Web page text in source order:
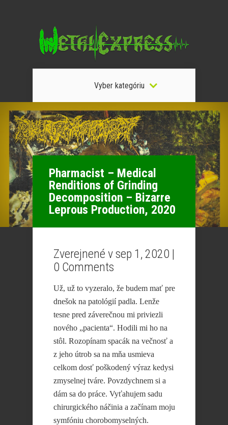
Vyber kategóriu
Pharmacist – Medical
Renditions of Grinding
Decomposition – Bizarre
Leprous Production, 2020
Zverejnené v sep 1, 2020 |
0 Comments
Už, už to vyzeralo, že budem mať pre
dnešok na patológií padla. Lenže
tesne pred záverečnou mi priviezli
nového „pacienta“. Hodili mi ho na
stôl. Rozopínam spacák na večnosť a
z jeho útrob sa na mňa usmieva
celkom dosť poškodený výraz kedysi
zmyselnej tváre. Povzdychnem si a
dám sa do práce. Vyťahujem sadu
chirurgického náčinia a začínam moju
symfóniu chorobomyselných.